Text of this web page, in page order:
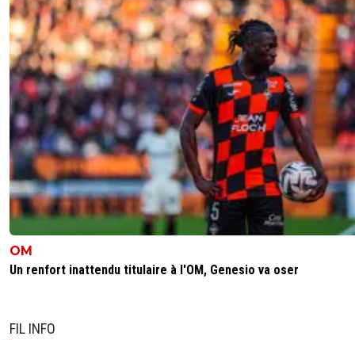
OM
Un renfort inattendu titulaire à l'OM, Genesio va oser
FIL INFO